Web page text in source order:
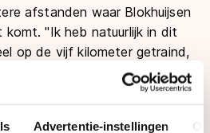
Advertentie-instellingen
afstanden waar Blokhuijsen
"Ik heb natuurlijk in dit
op de vijf kilometer getraind,
ook een 1000 moeten